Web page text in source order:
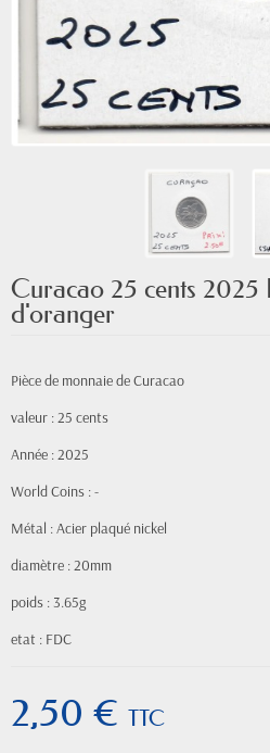
Curacao 25 cents 2025
d'oranger
Pièce de monnaie de Curacao
valeur : 25 cents
Année : 2025
World Coins : -
Métal : Acier plaqué nickel
diamètre : 20mm
poids : 3.65g
etat : FDC
2,50 € TTC